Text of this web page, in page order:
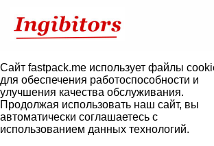
технические работы.
В связи с этим некоторые разделы могут
работать либо некорректно отображаться.
Сайт fastpack.me использует файлы
для обеспечения работоспособности и
улучшения качества обслуживания.
Продолжая использовать наш сайт, вы
автоматически соглашаетесь с
использованием данных технологий.